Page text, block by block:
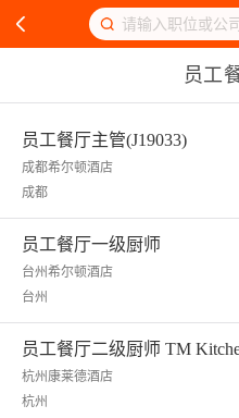
员工
员工餐厅主管(J19033)
成都希尔顿酒店
成都
员工餐厅一级厨师
台州希尔顿酒店
台州
杭州康莱德酒店
杭州